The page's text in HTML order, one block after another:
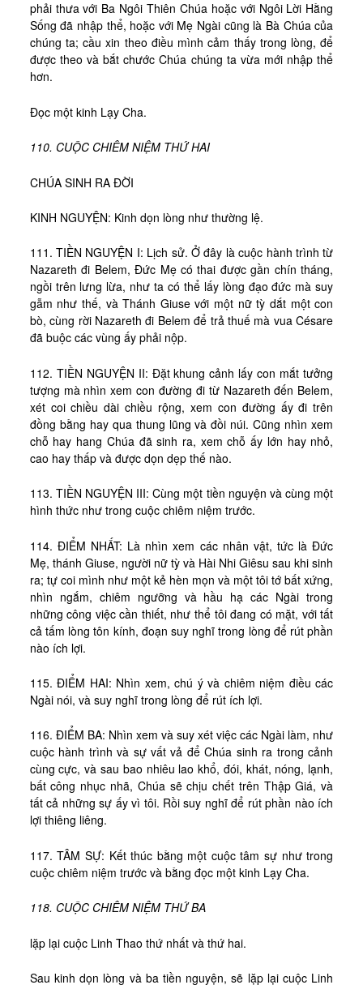
phải thưa với Ba Ngôi Thiên Chúa hoặc với Ngôi Lời Hằng
Sống đã nhập thể, hoặc với Mẹ Ngài cũng là Bà Chúa của
chúng ta; cầu xin theo điều mình cảm thấy trong lòng, để
được theo và bắt chước Chúa chúng ta vừa mới nhập thể
hơn.
Đọc một kinh Lạy Cha.
110. CUỘC CHIÊM NIỆM THỨ HAI
CHÚA SINH RA ĐỜI
KINH NGUYỆN: Kinh dọn lòng như thường lệ.
111. TIỀN NGUYỆN I: Lịch sử. Ở đây là cuộc hành trình từ
Nazareth đi Belem, Đức Mẹ có thai được gần chín tháng,
ngồi trên lưng lừa, như ta có thể lấy lòng đạo đức mà suy
gẫm như thế, và Thánh Giuse với một nữ tỳ dắt một con
bò, cùng rời Nazareth đi Belem để trả thuế mà vua Césare
đã buộc các vùng ấy phải nộp.
112. TIỀN NGUYỆN II: Đặt khung cảnh lấy con mắt tưởng
tượng mà nhìn xem con đường đi từ Nazareth đến Belem,
xét coi chiều dài chiều rộng, xem con đường ấy đi trên
đồng bằng hay qua thung lũng và đồi núi. Cũng nhìn xem
chỗ hay hang Chúa đã sinh ra, xem chỗ ấy lớn hay nhỏ,
cao hay thấp và được dọn dẹp thế nào.
113. TIỀN NGUYỆN III: Cùng một tiền nguyện và cùng một
hình thức như trong cuộc chiêm niệm trước.
114. ĐIỂM NHẤT: Là nhìn xem các nhân vật, tức là Đức
Mẹ, thánh Giuse, người nữ tỳ và Hài Nhi Giêsu sau khi sinh
ra; tự coi mình như một kẻ hèn mọn và một tôi tớ bất xứng,
nhìn ngắm, chiêm ngưỡng và hầu hạ các Ngài trong
những công việc cần thiết, như thể tôi đang có mặt, với tất
cả tấm lòng tôn kính, đoạn suy nghĩ trong lòng để rút phần
nào ích lợi.
115. ĐIỂM HAI: Nhìn xem, chú ý và chiêm niệm điều các
Ngài nói, và suy nghĩ trong lòng để rút ích lợi.
116. ĐIỂM BA: Nhìn xem và suy xét việc các Ngài làm, như
cuộc hành trình và sự vất vả để Chúa sinh ra trong cảnh
cùng cực, và sau bao nhiêu lao khổ, đói, khát, nóng, lạnh,
bất công nhục nhã, Chúa sẽ chịu chết trên Thập Giá, và
tất cả những sự ấy vì tôi. Rồi suy nghĩ để rút phần nào ích
lợi thiêng liêng.
117. TÂM SỰ: Kết thúc bằng một cuộc tâm sự như trong
cuộc chiêm niệm trước và bằng đọc một kinh Lạy Cha.
118. CUỘC CHIÊM NIỆM THỨ BA
lặp lại cuộc Linh Thao thứ nhất và thứ hai.
Sau kinh dọn lòng và ba tiền nguyện, sẽ lặp lại cuộc Linh